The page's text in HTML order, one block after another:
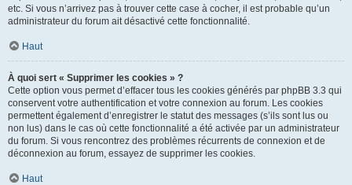
etc. Si vous n’arrivez pas à trouver cette case à cocher, il est probable qu’un
administrateur du forum ait désactivé cette fonctionnalité.
Haut
À quoi sert « Supprimer les cookies » ?
Cette option vous permet d’effacer tous les cookies générés par phpBB 3.3 qui
conservent votre authentification et votre connexion au forum. Les cookies
permettent également d’enregistrer le statut des messages (s’ils sont lus ou
non lus) dans le cas où cette fonctionnalité a été activée par un administrateur
du forum. Si vous rencontrez des problèmes récurrents de connexion et de
déconnexion au forum, essayez de supprimer les cookies.
Haut